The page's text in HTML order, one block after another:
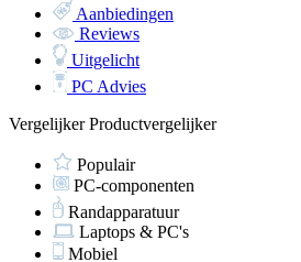
Aanbiedingen
Reviews
Uitgelicht
PC Advies
VergelijkerProductvergelijker
Populair
PC-componenten
Randapparatuur
Laptops & PC's
Mobiel